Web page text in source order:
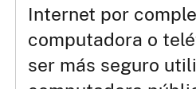
Internet por
computadora o
ser más seguro